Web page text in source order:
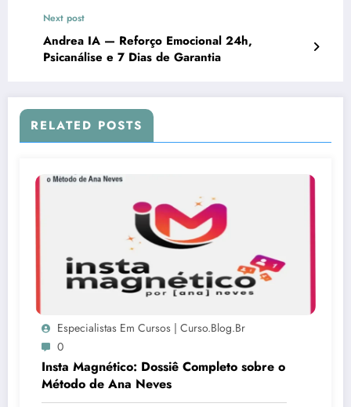
Next post
Andrea IA — Reforço Emocional 24h,
Psicanálise e 7 Dias de Garantia
RELATED POSTS
Especialistas Em Cursos | Curso.blog.br
0
Insta Magnético: Dossiê Completo sobre o
Método de Ana Neves